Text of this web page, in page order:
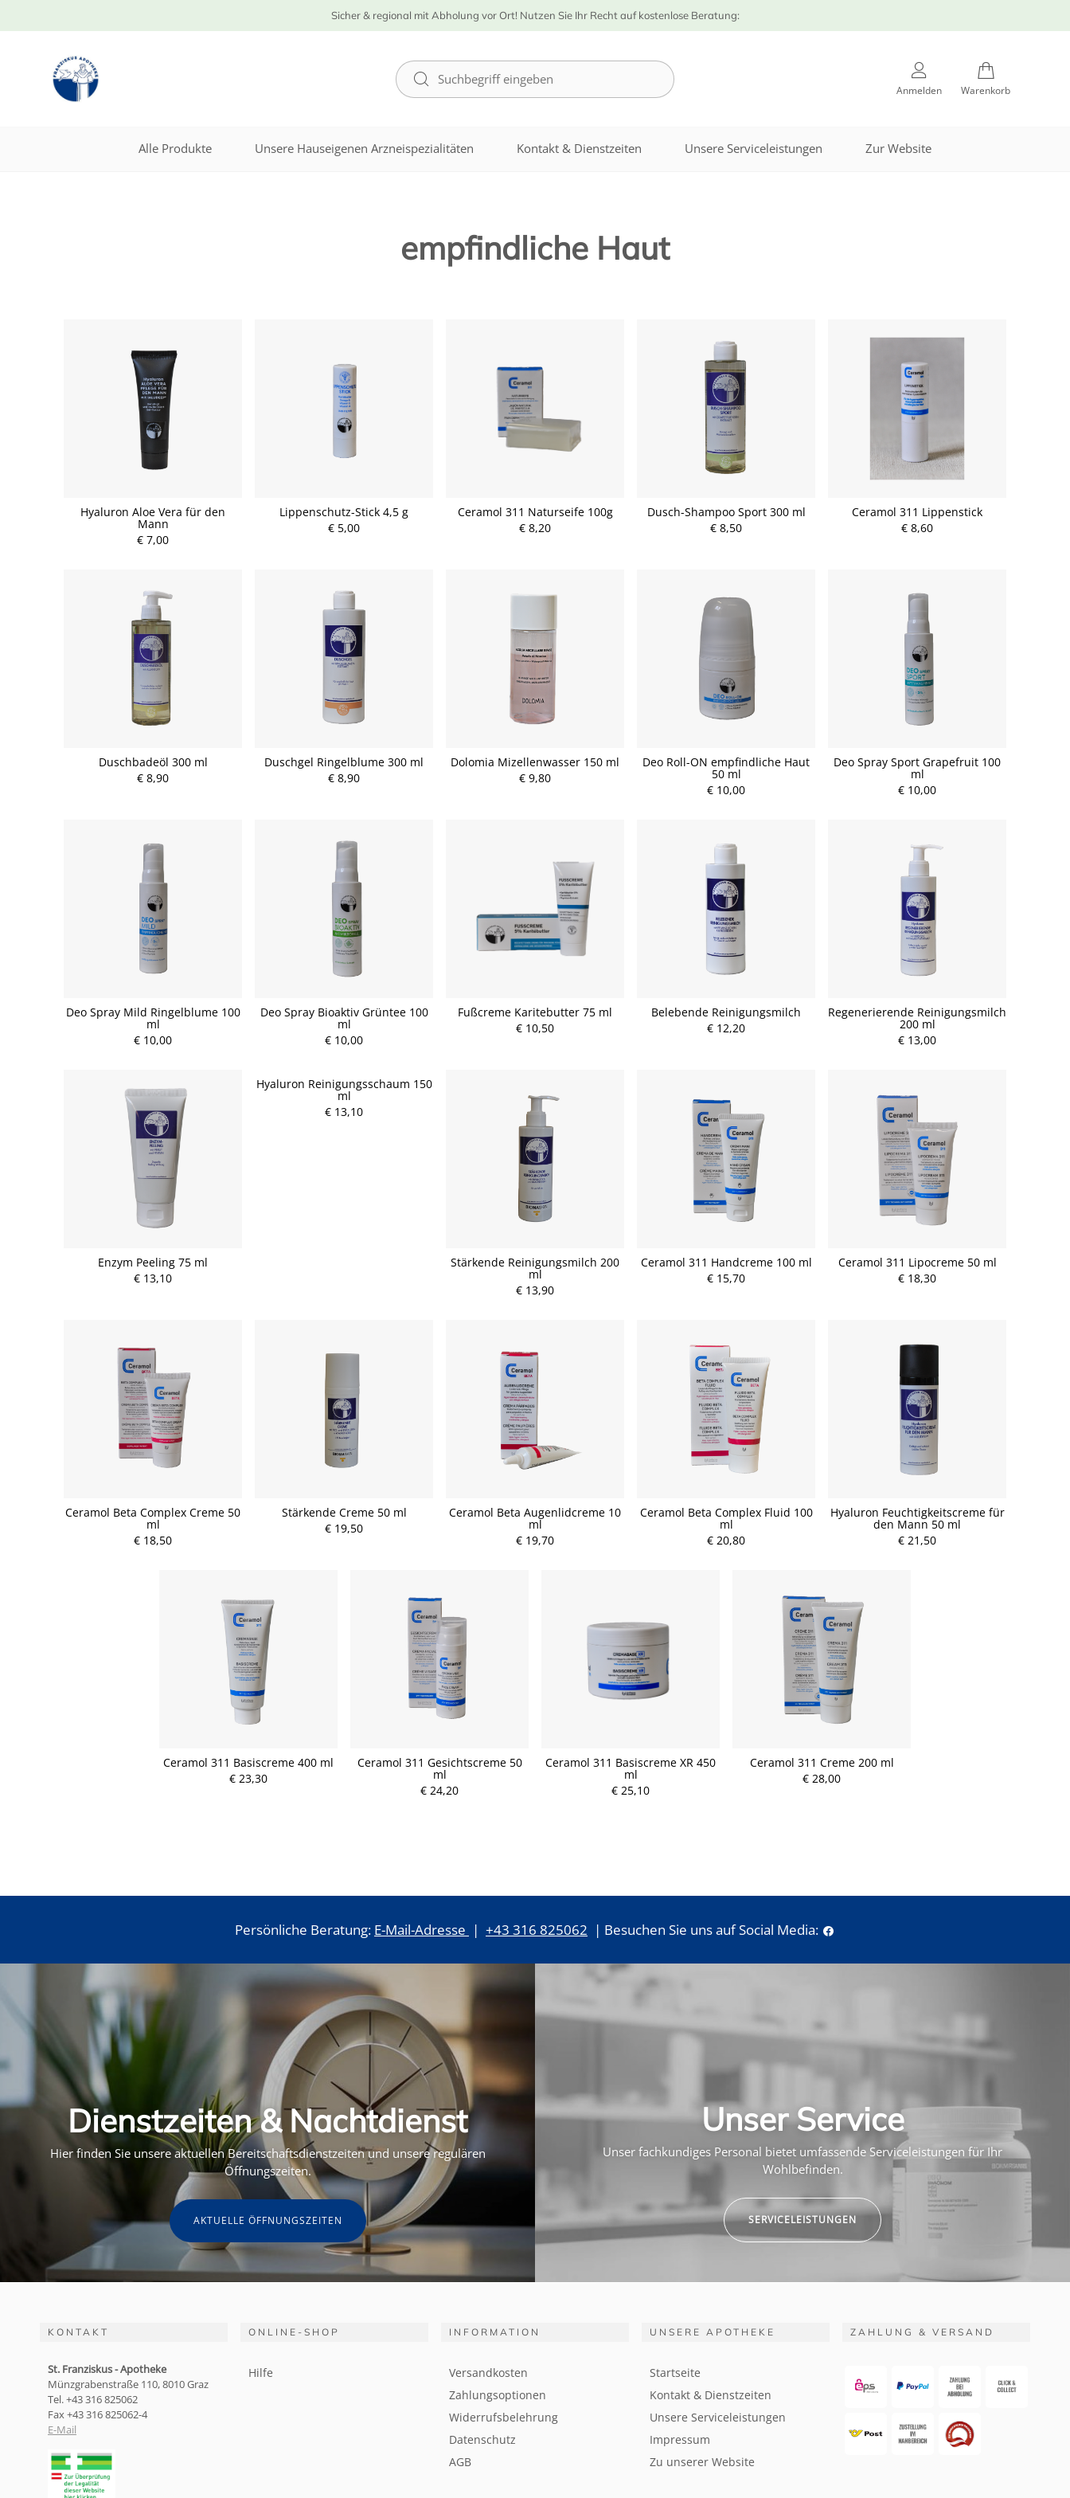
Sicher & regional mit Abholung vor Ort! Nutzen Sie Ihr Recht auf kostenlose Beratung:
Anmelden Warenkorb
Alle Produkte Unsere Hauseigenen Arzneispezialitäten Kontakt & Dienstzeiten Unsere Serviceleistungen Zur Website
empfindliche Haut
Hyaluron Aloe Vera für den
Mann
€ 7,00
Lippenschutz-Stick 4,5 g
€ 5,00
Ceramol 311 Naturseife 100g
€ 8,20
Dusch-Shampoo Sport 300 ml
€ 8,50
Ceramol 311 Lippenstick
€ 8,60
Duschbadeöl 300 ml
€ 8,90
Duschgel Ringelblume 300 ml
€ 8,90
Dolomia Mizellenwasser 150 ml
€ 9,80
Deo Roll-ON empfindliche Haut
50 ml
€ 10,00
Deo Spray Sport Grapefruit 100
ml
€ 10,00
Deo Spray Mild Ringelblume 100
ml
€ 10,00
Deo Spray Bioaktiv Grüntee 100
ml
€ 10,00
Fußcreme Karitebutter 75 ml
€ 10,50
Belebende Reinigungsmilch
€ 12,20
Regenerierende Reinigungsmilch
200 ml
€ 13,00
Enzym Peeling 75 ml
€ 13,10
Hyaluron Reinigungsschaum 150
ml
€ 13,10
Stärkende Reinigungsmilch 200
ml
€ 13,90
Ceramol 311 Handcreme 100 ml
€ 15,70
Ceramol 311 Lipocreme 50 ml
€ 18,30
Ceramol Beta Complex Creme 50
ml
€ 18,50
Stärkende Creme 50 ml
€ 19,50
Ceramol Beta Augenlidcreme 10
ml
€ 19,70
Ceramol Beta Complex Fluid 100
ml
€ 20,80
Hyaluron Feuchtigkeitscreme für
den Mann 50 ml
€ 21,50
Ceramol 311 Basiscreme 400 ml
€ 23,30
Ceramol 311 Gesichtscreme 50
ml
€ 24,20
Ceramol 311 Basiscreme XR 450
ml
€ 25,10
Ceramol 311 Creme 200 ml
€ 28,00
Persönliche Beratung: E-Mail-Adresse | +43 316 825062 | Besuchen Sie uns auf Social Media:
Dienstzeiten & Nachtdienst
Hier finden Sie unsere aktuellen Bereitschaftsdienstzeiten und unsere regulären
Öffnungszeiten.
AKTUELLE ÖFFNUNGSZEITEN
Unser Service
Unser fachkundiges Personal bietet umfassende Serviceleistungen für Ihr
Wohlbefinden.
SERVICELEISTUNGEN
KONTAKT
St. Franziskus - Apotheke
Münzgrabenstraße 110, 8010 Graz
Tel. +43 316 825062
Fax +43 316 825062-4
E-Mail
ONLINE-SHOP
Hilfe
INFORMATION
Versandkosten
Zahlungsoptionen
Widerrufsbelehrung
Datenschutz
AGB
UNSERE APOTHEKE
Startseite
Kontakt & Dienstzeiten
Unsere Serviceleistungen
Impressum
Zu unserer Website
ZAHLUNG & VERSAND